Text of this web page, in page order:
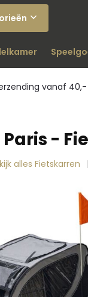
vanaf 40,-
-
alles Fietskarren